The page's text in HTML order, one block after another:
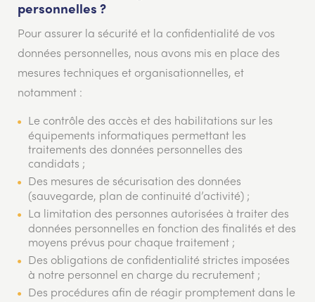
personnelles ?
Pour assurer la sécurité et la confidentialité de vos
données personnelles, nous avons mis en place des
mesures techniques et organisationnelles, et
notamment :
Le contrôle des accès et des habilitations sur les
équipements informatiques permettant les
traitements des données personnelles des
candidats ;
Des mesures de sécurisation des données
(sauvegarde, plan de continuité d’activité) ;
La limitation des personnes autorisées à traiter des
données personnelles en fonction des finalités et des
moyens prévus pour chaque traitement ;
Des obligations de confidentialité strictes imposées
à notre personnel en charge du recrutement ;
Des procédures afin de réagir promptement dans le